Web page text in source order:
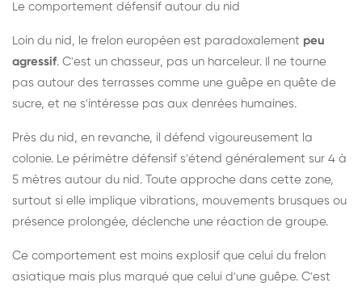
Le comportement défensif autour du nid
Loin du nid, le frelon européen est paradoxalement peu
agressif. C'est un chasseur, pas un harceleur. Il ne tourne
pas autour des terrasses comme une guêpe en quête de
sucre, et ne s'intéresse pas aux denrées humaines.
Près du nid, en revanche, il défend vigoureusement la
colonie. Le périmètre défensif s'étend généralement sur 4 à
5 mètres autour du nid. Toute approche dans cette zone,
surtout si elle implique vibrations, mouvements brusques ou
présence prolongée, déclenche une réaction de groupe.
Ce comportement est moins explosif que celui du frelon
asiatique mais plus marqué que celui d'une guêpe. C'est